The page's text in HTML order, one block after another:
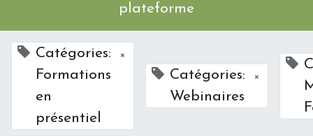
plateforme
Catégories:
Formations
en
présentiel
×
Catégories:
Webinaires
×